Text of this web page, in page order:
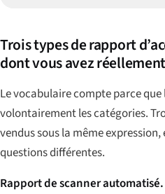
Trois types de rapport
dont vous avez
Le vocabulaire compte parce
volontairement les catégories.
vendus sous la même
questions différentes.
Rapport de scanner automatisé.